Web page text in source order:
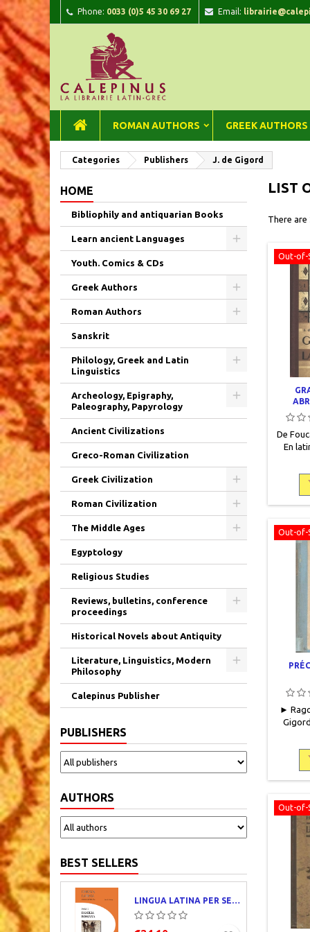
Phone: 0033 (0)5 45 30 69 27 Email:
ROMAN AUTHORS GREEK AUTHORS
Categories Publishers J. de Gigord
HOME
Bibliophily and antiquarian Books
Learn ancient Languages
Youth. Comics & CDs
Greek Authors
Roman Authors
Sanskrit
Philology, Greek and Latin
Linguistics
Archeology, Epigraphy,
Paleography, Papyrology
Ancient Civilizations
Greco-Roman Civilization
Greek Civilization
Roman Civilization
The Middle Ages
Egyptology
Religious Studies
Reviews, bulletins, conference
proceedings
Historical Novels about Antiquity
Literature, Linguistics, Modern
Philosophy
Calepinus Publisher
PUBLISHERS
AUTHORS
BEST SELLERS
LINGUA LATINA PER SE ILLUSTRATA. PARS I : FAMILIA ROMANA
LIST
There are
Out-of-
De
En
état,
Out-of-
►
pages,
demi
de
jauni,
Out-of-